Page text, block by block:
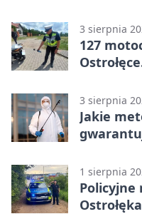
3 sierpnia
127
3 sierpnia
Jakie
1 sierpnia
Policyjne